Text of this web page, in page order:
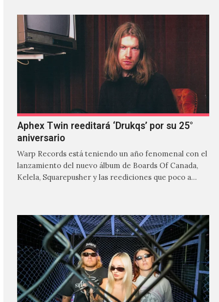
Aphex Twin reeditará ‘Drukqs’ por su 25°
aniversario
Warp Records está teniendo un año fenomenal con el
lanzamiento del nuevo álbum de Boards Of Canada,
Kelela, Squarepusher y las reediciones que poco a…